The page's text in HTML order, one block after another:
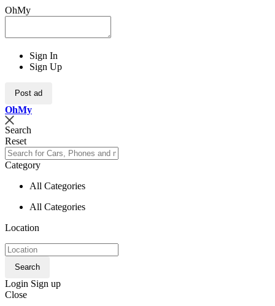
OhMy
Sign In
Sign Up
Post ad
OhMy
Search
Reset
Category
All Categories
All Categories
Location
Search
Login Sign up
Close